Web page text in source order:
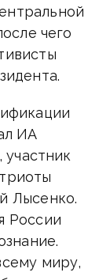
чего
ИА
участник
Лысенко.
России
миру,